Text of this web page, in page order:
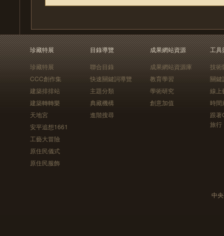
珍藏特展
珍藏特展
CCC創作集
建築排排站
建築轉轉樂
天地宮
安平追想1661
工藝大冒險
原住民儀式
原住民服飾
目錄導覽
聯合目錄
快速關鍵詞導覽
主題分類
典藏機構
進階搜尋
成果網站資源
成果網站資源庫
教育學習
學術研究
創意加值
工具
技術
關鍵
線上
時間
跟
旅行
中